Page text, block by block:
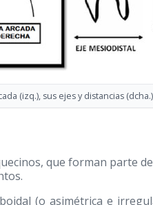
(izq.), sus ejes y distancias
que forman parte
(o asimétrica e